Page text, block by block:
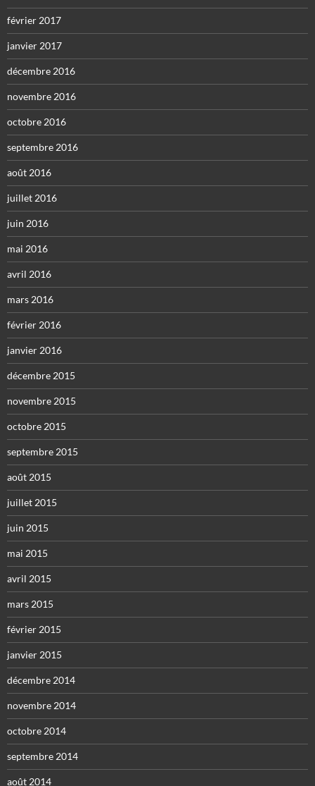
février 2017
janvier 2017
décembre 2016
novembre 2016
octobre 2016
septembre 2016
août 2016
juillet 2016
juin 2016
mai 2016
avril 2016
mars 2016
février 2016
janvier 2016
décembre 2015
novembre 2015
octobre 2015
septembre 2015
août 2015
juillet 2015
juin 2015
mai 2015
avril 2015
mars 2015
février 2015
janvier 2015
décembre 2014
novembre 2014
octobre 2014
septembre 2014
août 2014